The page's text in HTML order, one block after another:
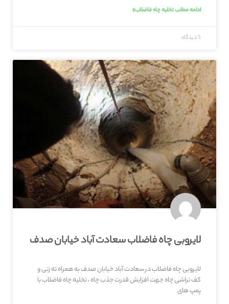
ادامه مطلب تخلیه چاه فاضلاب»
5 دیدگاه
لایروبی چاه فاضلاب سعادت آباد خیابان صدف
لایروبی چاه فاضلاب در سعادت آباد خیابان صدف به همراه ته زنی و
کف تراشی چاه جهت افزایش قدرت جذب چاه ، تخلیه چاه فاضلاب با
پمپ های